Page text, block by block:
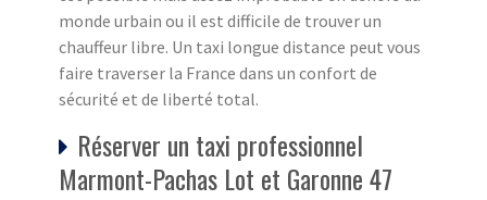
monde urbain ou il est difficile de trouver un
chauffeur libre. Un taxi longue distance peut vous
faire traverser la France dans un confort de
sécurité et de liberté total.
Réserver un taxi professionnel
Marmont-Pachas Lot et Garonne 47